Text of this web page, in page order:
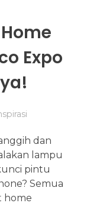
Expo
dan
lampu
pintu
Semua
home